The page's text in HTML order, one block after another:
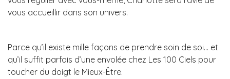
vous accueillir dans son univers.
Parce qu’il existe mille façons de prendre soin de soi… et
qu’il suffit parfois d’une envolée chez Les 100 Ciels pour
toucher du doigt le Mieux-Être.